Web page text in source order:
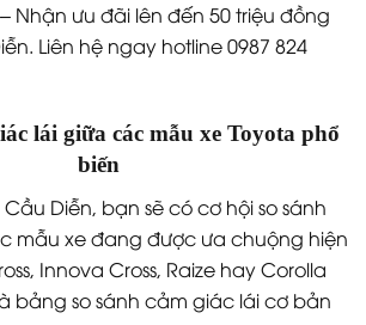
Nhận ưu đãi lên đến 50 triệu đồng
Liên hệ ngay hotline 0987 824
lái giữa các mẫu xe Toyota phổ
biến
Cầu Diễn, bạn sẽ có cơ hội so sánh
mẫu xe đang được ưa chuộng hiện
Innova Cross, Raize hay Corolla
bảng so sánh cảm giác lái cơ bản